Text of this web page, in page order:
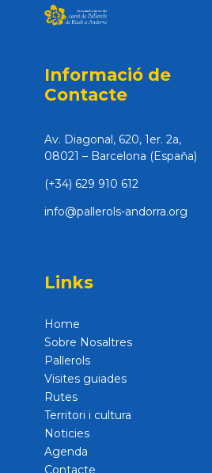
Informació de
Contacte
Av. Diagonal, 620, 1er. 2a,
08021 – Barcelona (Espaňa)
(+34) 629 910 612
info@pallerols-andorra.org
Links
Home
Sobre Nosaltres
Pallerols
Visites guiades
Rutes
Territori i cultura
Noticies
Agenda
Contacte